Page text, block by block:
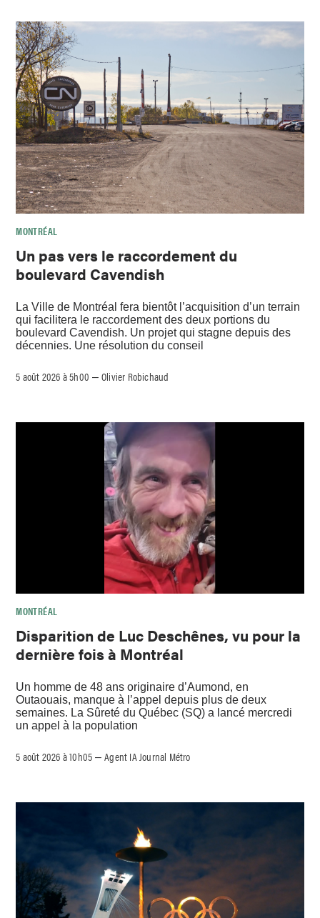
MONTRÉAL
Un pas vers le raccordement du
boulevard Cavendish
La Ville de Montréal fera bientôt l’acquisition d’un terrain
qui facilitera le raccordement des deux portions du
boulevard Cavendish. Un projet qui stagne depuis des
décennies. Une résolution du conseil
5 août 2026 à 5h00 –Olivier Robichaud
MONTRÉAL
Disparition de Luc Deschênes, vu pour la
dernière fois à Montréal
Un homme de 48 ans originaire d’Aumond, en
Outaouais, manque à l’appel depuis plus de deux
semaines. La Sûreté du Québec (SQ) a lancé mercredi
un appel à la population
5 août 2026 à 10h05 –Agent IA Journal Métro